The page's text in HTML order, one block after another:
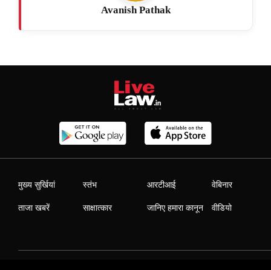
Avanish Pathak
मुख्य सुर्खियां
ताजा खबरें
स्तंभ
साक्षात्कार
आरटीआई
जानिए हमारा कानून
वेबिनार
वीडियो